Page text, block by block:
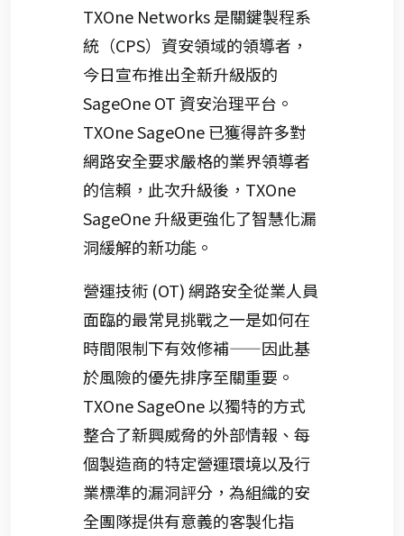
TXOne Networks 是關鍵製程系
統（CPS）資安領域的領導者，
今日宣布推出全新升級版的
SageOne OT 資安治理平台。
TXOne SageOne 已獲得許多對
網路安全要求嚴格的業界領導者
的信賴，此次升級後，TXOne
SageOne 升級更強化了智慧化漏
洞緩解的新功能。
營運技術 (OT) 網路安全從業人員
面臨的最常見挑戰之一是如何在
時間限制下有效修補——因此基
於風險的優先排序至關重要。
TXOne SageOne 以獨特的方式
整合了新興威脅的外部情報、每
個製造商的特定營運環境以及行
業標準的漏洞評分，為組織的安
全團隊提供有意義的客製化指